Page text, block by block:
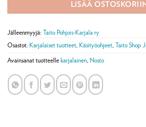
LISÄÄ
Jälleenmyyjä: Taito Pohjois-Karjala ry
Osastot: Karjalaiset tuotteet, Käsityöohjeet, Taito Shop
Avainsanat tuotteelle karjalainen, Nosto